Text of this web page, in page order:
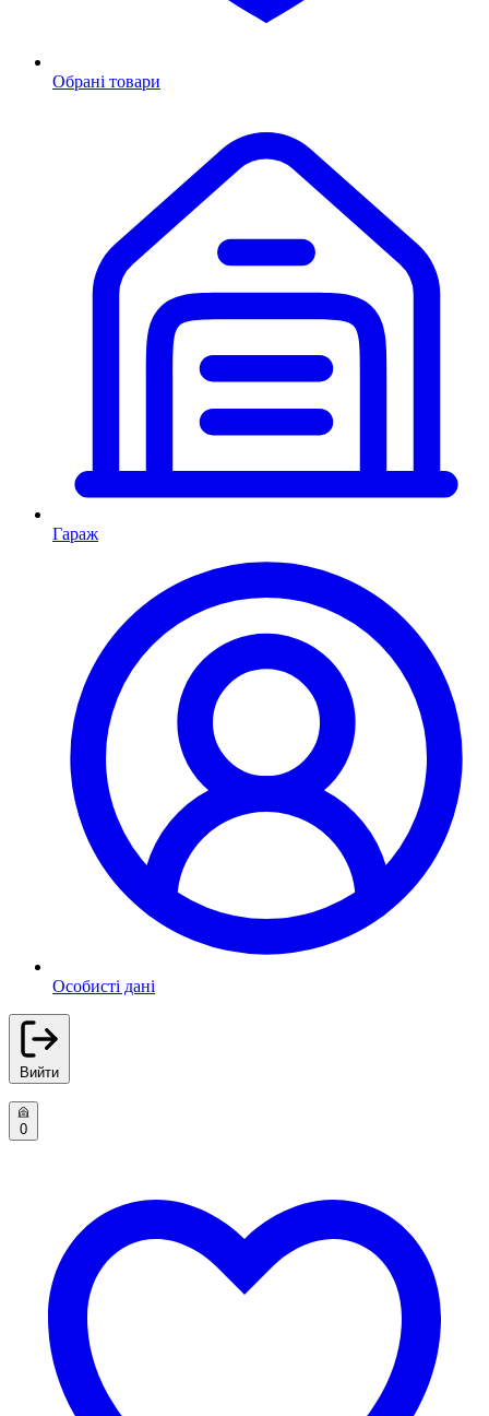
Обрані товари
Гараж
Особисті дані
Вийти
0